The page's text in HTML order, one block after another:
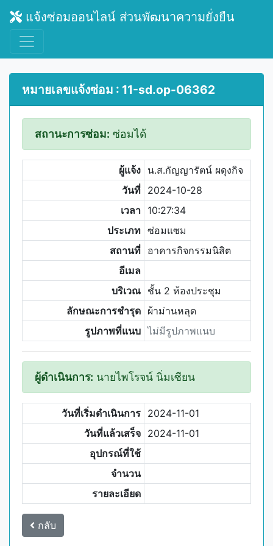
แจ้งซ่อมออนไลน์ ส่วนพัฒนาความยั่งยืน
หมายเลขแจ้งซ่อม : 11-sd.op-06362
สถานะการซ่อม: ซ่อมได้
ผู้แจ้ง น.ส.กัญญารัตน์ ผดุงกิจ
วันที่ 2024-10-28
เวลา 10:27:34
ประเภท ซ่อมแซม
สถานที่ อาคารกิจกรรมนิสิต
อีเมล
บริเวณ ชั้น 2 ห้องประชุม
ลักษณะการชำรุด ผ้าม่านหลุด
รูปภาพที่แนบ ไม่มีรูปภาพแนบ
ผู้ดำเนินการ: นายไพโรจน์ นิ่มเซียน
วันที่เริ่มดำเนินการ 2024-11-01
วันที่แล้วเสร็จ 2024-11-01
อุปกรณ์ที่ใช้
จำนวน
รายละเอียด
กลับ